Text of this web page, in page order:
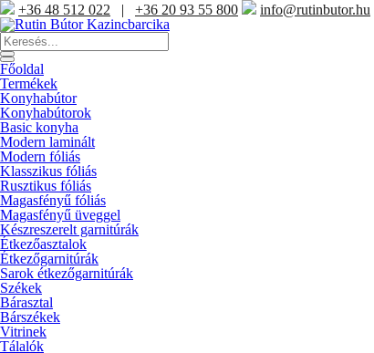
+36 48 512 022 | +36 20 93 55 800
info@rutinbutor.hu
Products
search
Főoldal
Termékek
Konyhabútor
Konyhabútorok
Basic konyha
Modern laminált
Modern fóliás
Klasszikus fóliás
Rusztikus fóliás
Magasfényű fóliás
Magasfényű üveggel
Készreszerelt garnitúrák
Étkezőasztalok
Étkezőgarnitúrák
Sarok étkezőgarnitúrák
Székek
Bárasztal
Bárszékek
Vitrinek
Tálalók